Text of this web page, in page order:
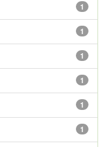
1
1
1
1
1
1